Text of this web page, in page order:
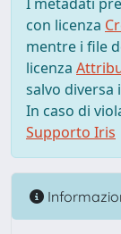
con licenza
mentre i file
licenza
salvo diversa
In caso di
Supporto Iris